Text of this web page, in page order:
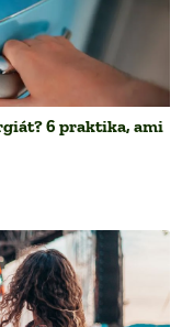
6 praktika, ami